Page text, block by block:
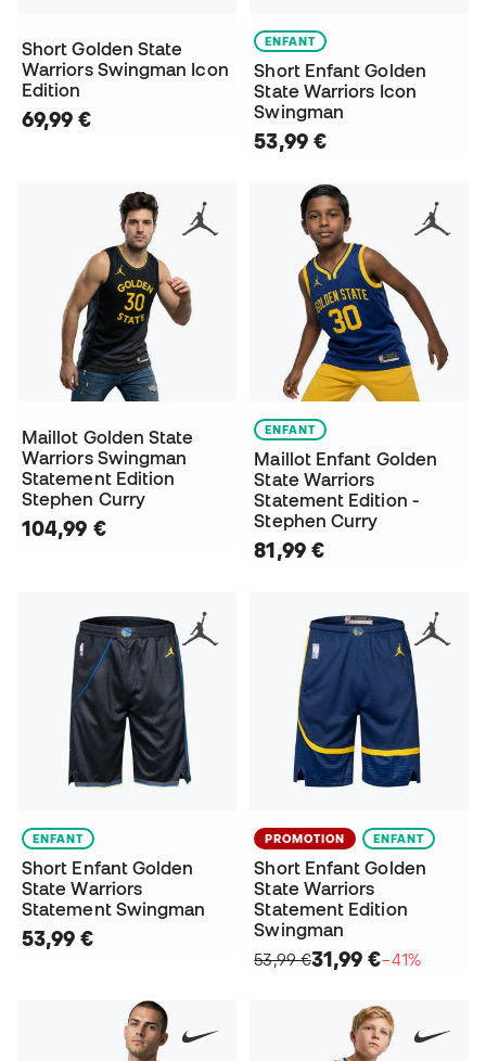
Short Golden State
Warriors Swingman Icon
Edition
69,99 €
ENFANT
Short Enfant Golden
State Warriors Icon
Swingman
53,99 €
Maillot Golden State
Warriors Swingman
Statement Edition
Stephen Curry
104,99 €
ENFANT
Maillot Enfant Golden
State Warriors
Statement Edition -
Stephen Curry
81,99 €
ENFANT
Short Enfant Golden
State Warriors
Statement Swingman
53,99 €
PROMOTION ENFANT
Short Enfant Golden
State Warriors
Statement Edition
Swingman
53,99 €31,99 €−41%